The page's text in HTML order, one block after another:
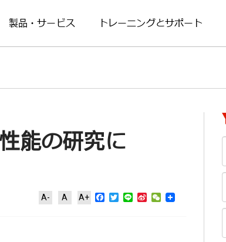
製品・サービス トレーニングとサポート
能の研究に
A- A A+ Facebook
Twitter
LineSinaWeChat